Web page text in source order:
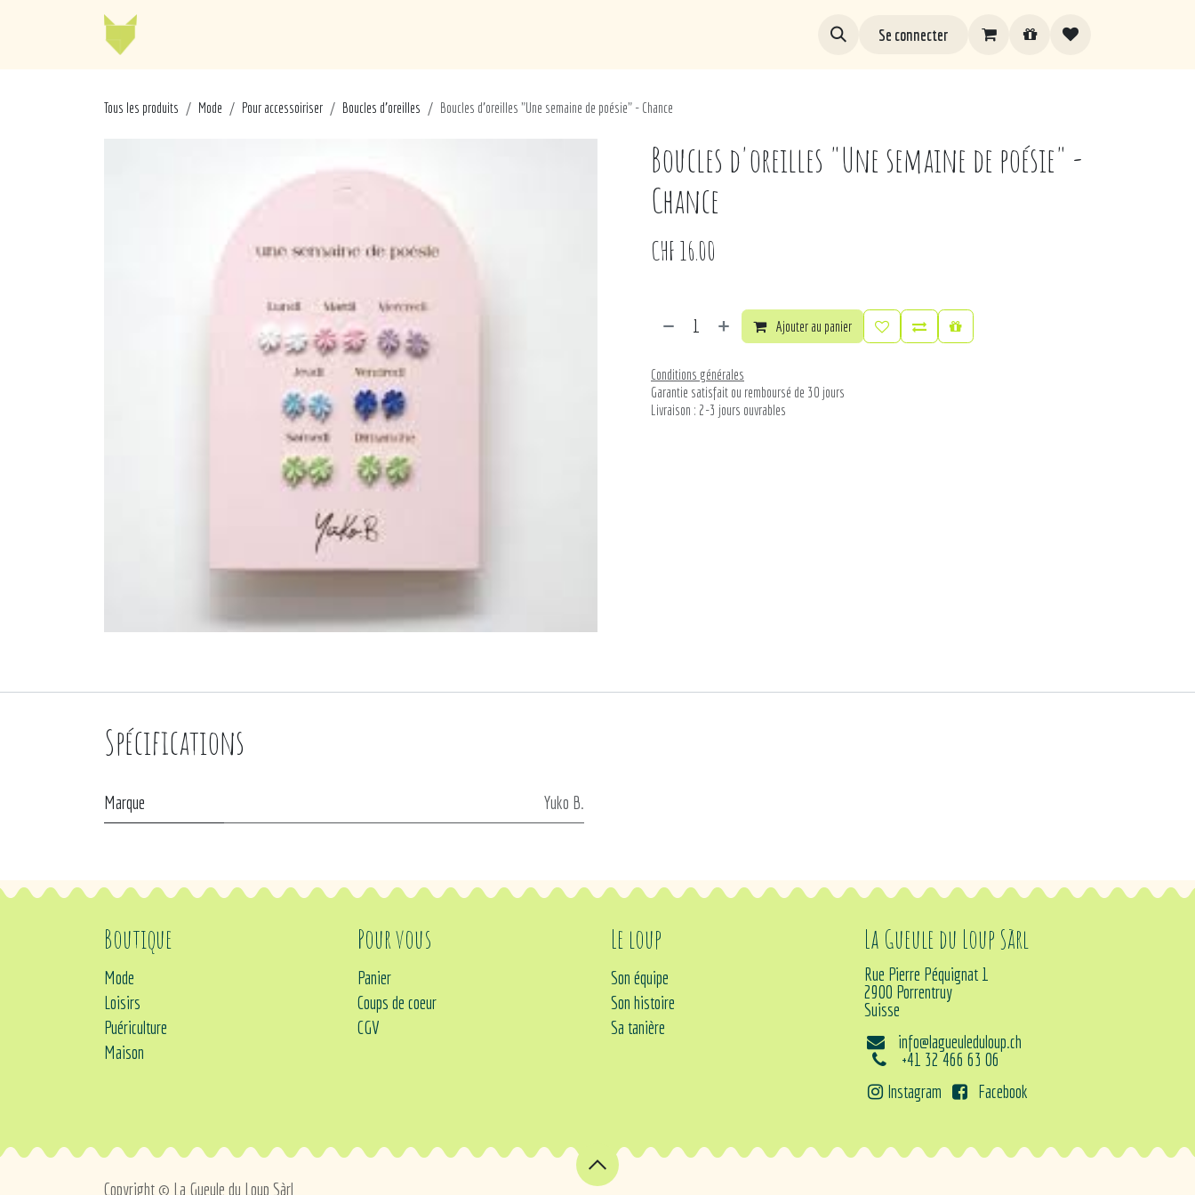
Se connecter
Tous les produits Mode Pour accessoiriser Boucles d'oreilles Boucles d'oreilles "Une semaine de poésie" - Chance
Boucles d'oreilles "Une semaine de poésie" -
Chance
CHF16.00
Ajouter au panier
Conditions générales
Garantie satisfait ou remboursé de 30 jours
Livraison : 2-3 jours ouvrables
Spécifications
Marque Yuko B.
Boutique
Mode
Loisirs
Puériculture
Maison
Pour vous
Panier
Coups de coeur
CGV
Le loup
Son équipe
Son histoire
Sa tanière
La Gueule du Loup Sàrl
Rue Pierre Péquignat 1
2900 Porrentruy
Suisse
info@lagueuleduloup.ch
+41 32 466 63 06
Instagram
Facebook
Copyright © La Gueule du Loup Sàrl